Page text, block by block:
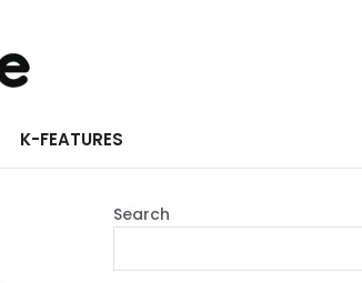
K-FEATURES
Search